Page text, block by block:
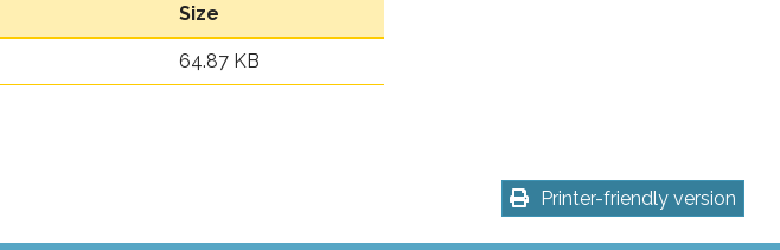
Size
64.87 KB
Printer-friendly version